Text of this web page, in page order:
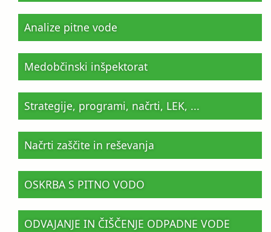
Analize pitne vode
Medobčinski inšpektorat
Strategije, programi, načrti, LEK, ...
Načrti zaščite in reševanja
OSKRBA S PITNO VODO
ODVAJANJE IN ČIŠČENJE ODPADNE VODE